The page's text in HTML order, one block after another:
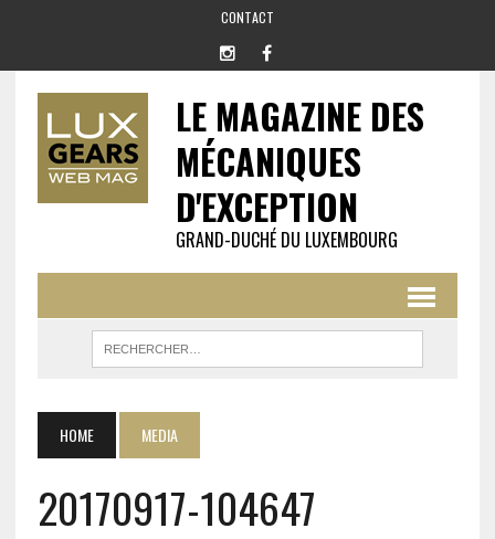
CONTACT
LE MAGAZINE DES
MÉCANIQUES
D'EXCEPTION
GRAND-DUCHÉ DU LUXEMBOURG
HOME MEDIA
20170917-104647